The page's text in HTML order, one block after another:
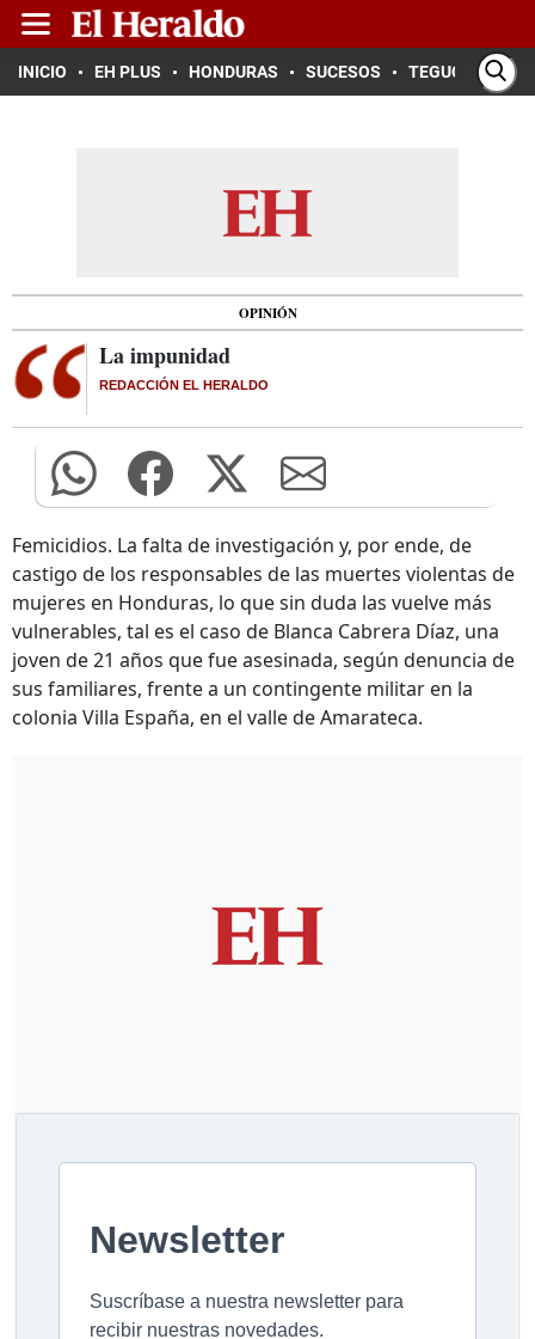
INICIO EH PLUS HONDURAS SUCESOS TEGUCIGALPA
OPINIÓN
La impunidad
REDACCIÓN EL HERALDO
Femicidios. La falta de investigación y, por ende, de
castigo de los responsables de las muertes violentas de
mujeres en Honduras, lo que sin duda las vuelve más
vulnerables, tal es el caso de Blanca Cabrera Díaz, una
joven de 21 años que fue asesinada, según denuncia de
sus familiares, frente a un contingente militar en la
colonia Villa España, en el valle de Amarateca.